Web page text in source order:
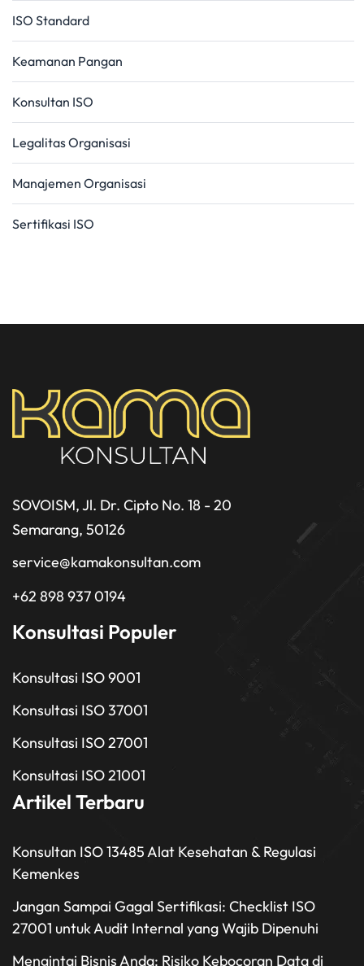
ISO Standard
Keamanan Pangan
Konsultan ISO
Legalitas Organisasi
Manajemen Organisasi
Sertifikasi ISO
SOVOISM, Jl. Dr. Cipto No. 18 - 20
Semarang, 50126
service@kamakonsultan.com
+62 898 937 0194
Konsultasi Populer
Konsultasi ISO 9001
Konsultasi ISO 37001
Konsultasi ISO 27001
Konsultasi ISO 21001
Artikel Terbaru
Konsultan ISO 13485 Alat Kesehatan & Regulasi
Kemenkes
Jangan Sampai Gagal Sertifikasi: Checklist ISO
27001 untuk Audit Internal yang Wajib Dipenuhi
Mengintai Bisnis Anda: Risiko Kebocoran Data di